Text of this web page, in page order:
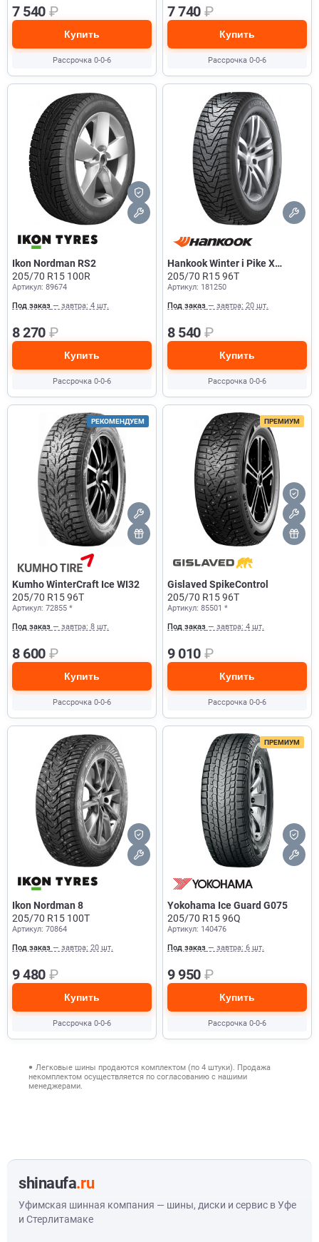
7 540 ₽
Купить
Рассрочка 0-0-6
7 740 ₽
Купить
Рассрочка 0-0-6
Ikon Nordman RS2
205/70 R15 100R
Артикул: 89674
Под заказ — завтра: 4 шт.
8 270 ₽
Купить
Рассрочка 0-0-6
Hankook Winter i Pike X
W429A
205/70 R15 96T
Артикул: 181250
Под заказ — завтра: 20 шт.
8 540 ₽
Купить
Рассрочка 0-0-6
РЕКОМЕНДУЕМ
Kumho WinterCraft Ice WI32
205/70 R15 96T
Артикул: 72855 *
Под заказ — завтра: 8 шт.
8 600 ₽
Купить
Рассрочка 0-0-6
ПРЕМИУМ
Gislaved SpikeControl
205/70 R15 96T
Артикул: 85501 *
Под заказ — завтра: 4 шт.
9 010 ₽
Купить
Рассрочка 0-0-6
Ikon Nordman 8
205/70 R15 100T
Артикул: 70864
Под заказ — завтра: 20 шт.
9 480 ₽
Купить
Рассрочка 0-0-6
ПРЕМИУМ
Yokohama Ice Guard G075
205/70 R15 96Q
Артикул: 140476
Под заказ — завтра: 6 шт.
9 950 ₽
Купить
Рассрочка 0-0-6
Легковые шины продаются комплектом (по 4 штуки). Продажа
некомплектом осуществляется по согласованию с нашими
менеджерами.
shinaufa.ru
Уфимская шинная компания — шины, диски и сервис в Уфе
и Стерлитамаке